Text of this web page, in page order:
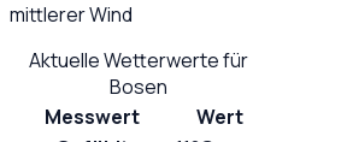
mittlerer Wind
Aktuelle Wetterwerte für
Bosen
Messwert
Wert